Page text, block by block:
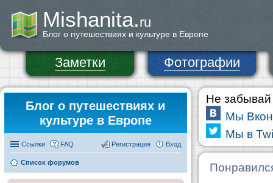
Mishanita.ru
Блог о путешествиях и культуре в Европе
Заметки Фотографии
Блог о путешествиях и
культуре в Европе
Ссылки FAQ Вход
Регистрация
Список форумов
Не забывай
Мы
Мы в